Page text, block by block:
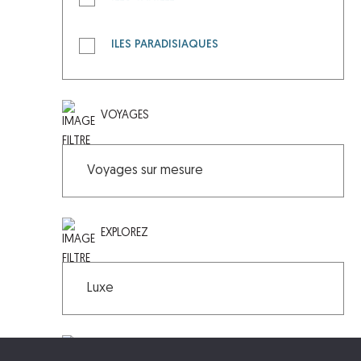
Toutes les destinations
Ouest
Hautes terres
Maurice et Rodrigues
Reunion
ILES PARADISIAQUES
Archipel des Mitsio
Archipel des Radama
VOYAGES
EXPLOREZ